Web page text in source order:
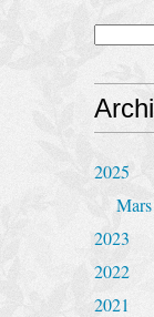
2025
Mars
2023
2022
2021